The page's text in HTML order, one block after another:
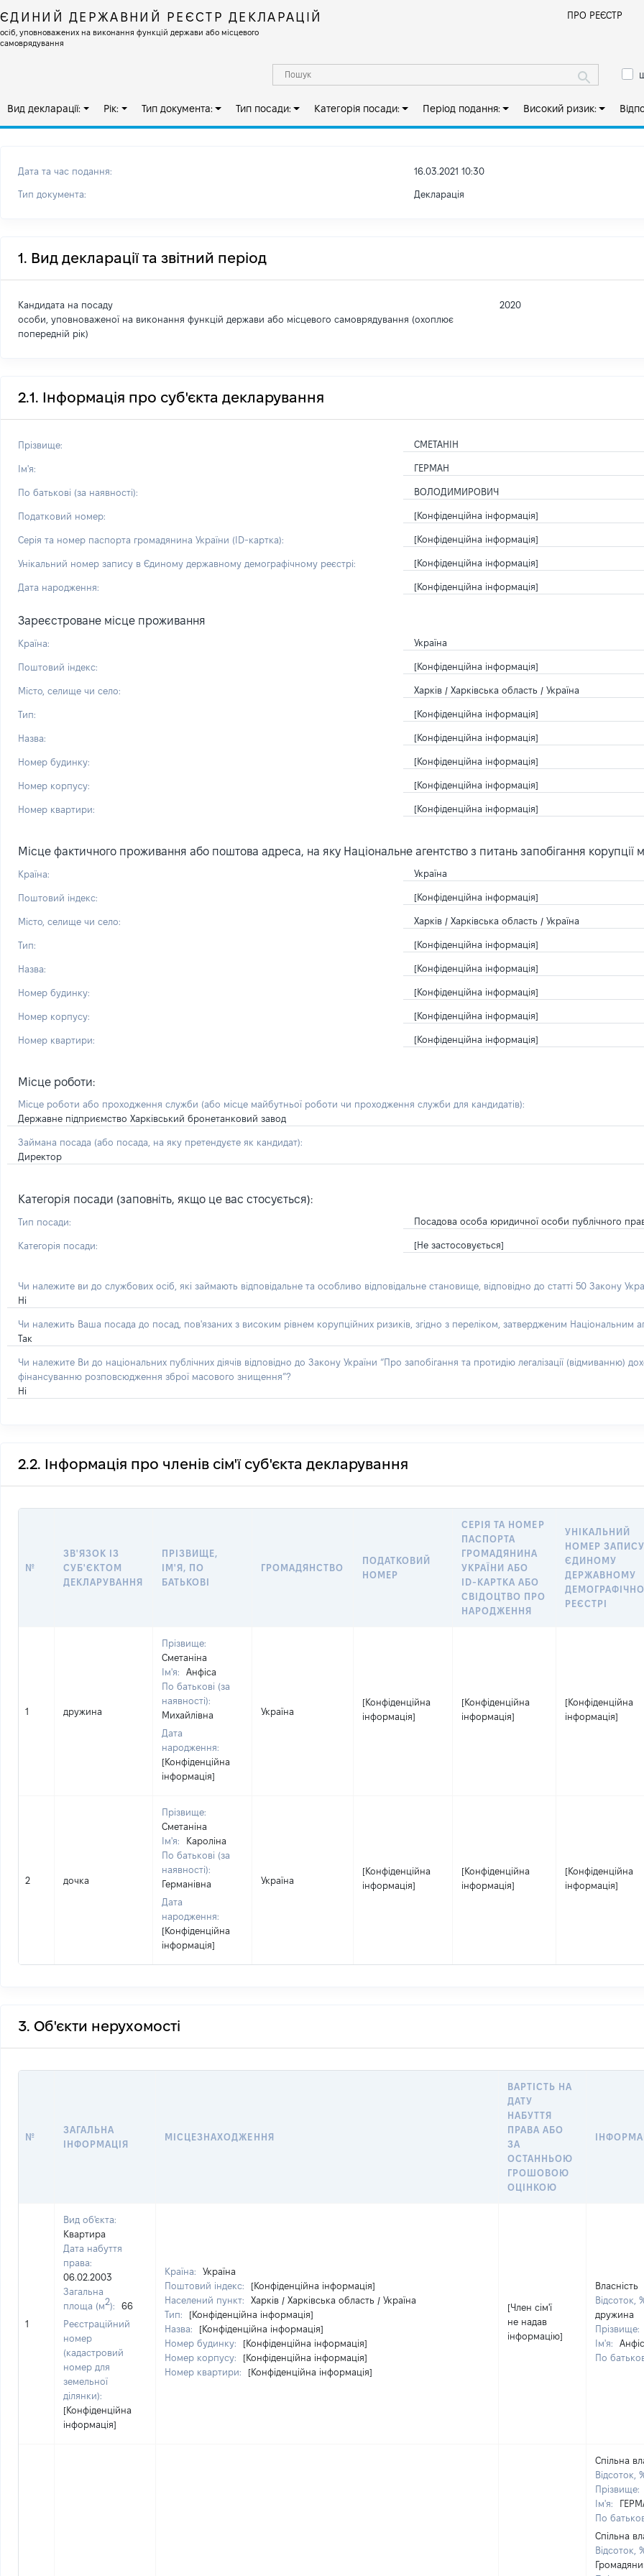
ЄДИНИЙ ДЕРЖАВНИЙ РЕЄСТР ДЕКЛАРАЦІЙ
осіб, уповноважених на виконання функцій держави або місцевого
самоврядування
ПРО РЕЄСТР
Вид декларації: Рік: Тип документа: Тип посади: Категорія посади: Період подання: Високий ризик:
Дата та час подання: 16.03.2021 10:30
Тип документа: Декларація
1. Вид декларації та звітний період
Кандидата на посаду
особи, уповноваженої на виконання функцій держави або місцевого самоврядування (охоплює
попередній рік)
2020
2.1. Інформація про суб'єкта декларування
Прізвище: СМЕТАНІН
Ім'я: ГЕРМАН
По батькові (за наявності): ВОЛОДИМИРОВИЧ
Податковий номер: [Конфіденційна інформація]
Серія та номер паспорта громадянина України (ID-картка): [Конфіденційна інформація]
Унікальний номер запису в Єдиному державному демографічному реєстрі: [Конфіденційна інформація]
Дата народження: [Конфіденційна інформація]
Зареєстроване місце проживання
Країна: Україна
Поштовий індекс: [Конфіденційна інформація]
Місто, селище чи село: Харків / Харківська область / Україна
Тип: [Конфіденційна інформація]
Назва: [Конфіденційна інформація]
Номер будинку: [Конфіденційна інформація]
Номер корпусу: [Конфіденційна інформація]
Номер квартири: [Конфіденційна інформація]
Місце фактичного проживання або поштова адреса, на яку Національне агентство з питань запобігання
Країна: Україна
Поштовий індекс: [Конфіденційна інформація]
Місто, селище чи село: Харків / Харківська область / Україна
Тип: [Конфіденційна інформація]
Назва: [Конфіденційна інформація]
Номер будинку: [Конфіденційна інформація]
Номер корпусу: [Конфіденційна інформація]
Номер квартири: [Конфіденційна інформація]
Місце роботи:
Місце роботи або проходження служби (або місце майбутньої роботи чи проходження служби для кандидатів):
Державне підприємство Харківський бронетанковий завод
Займана посада (або посада, на яку претендуєте як кандидат):
Директор
Категорія посади (заповніть, якщо це вас стосується):
Тип посади: Посадова особа юридичної особи публічного
Категорія посади: [Не застосовується]
Чи належите ви до службових осіб, які займають відповідальне та особливо відповідальне становище, відповідно до статті 50 Закону
Ні
Чи належить Ваша посада до посад, пов'язаних з високим рівнем корупційних ризиків, згідно з переліком, затвердженим Національним
Так
Чи належите Ви до національних публічних діячів відповідно до Закону України “Про запобігання та протидію легалізації
фінансуванню розповсюдження зброї масового знищення”?
Ні
2.2. Інформація про членів сім'ї суб'єкта декларування
№
ЗВ'ЯЗОК ІЗ
СУБ'ЄКТОМ
ДЕКЛАРУВАННЯ
ПРІЗВИЩЕ,
ІМ'Я, ПО
БАТЬКОВІ
ГРОМАДЯНСТВО
ПОДАТКОВИЙ
НОМЕР
СЕРІЯ ТА НОМЕР
ПАСПОРТА
ГРОМАДЯНИНА
УКРАЇНИ АБО
ID-КАРТКА АБО
СВІДОЦТВО ПРО
НАРОДЖЕННЯ
УНІКАЛЬНИЙ
НОМЕР
ЄДИНОМУ
ДЕРЖАВНОМУ
РЕЄСТРІ
1 дружина
Прізвище:
Сметаніна
Ім'я:
Анфіса
По батькові (за
наявності):
Михайлівна
Дата
народження:
[Конфіденційна
інформація]
Україна
[Конфіденційна
інформація]
[Конфіденційна
інформація]
[Конфіденційна
інформація]
2 дочка
Прізвище:
Сметаніна
Ім'я:
Кароліна
По батькові (за
наявності):
Германівна
Дата
народження:
[Конфіденційна
інформація]
Україна
[Конфіденційна
інформація]
[Конфіденційна
інформація]
[Конфіденційна
інформація]
3. Об'єкти нерухомості
№
ЗАГАЛЬНА
ІНФОРМАЦІЯ
МІСЦЕЗНАХОДЖЕННЯ
ВАРТІСТЬ НА
ДАТУ
НАБУТТЯ
ПРАВА АБО
ЗА
ОСТАННЬОЮ
ГРОШОВОЮ
ОЦІНКОЮ
1
Вид об'єкта:
Квартира
Дата набуття
права:
06.02.2003
Загальна
площа (м2):
66
Реєстраційний
номер
(кадастровий
номер для
земельної
ділянки):
[Конфіденційна
інформація]
Країна:
Україна
Поштовий індекс:
[Конфіденційна інформація]
Населений пункт:
Харків / Харківська область / Україна
Тип:
[Конфіденційна інформація]
Назва:
[Конфіденційна інформація]
Номер будинку:
[Конфіденційна інформація]
Номер корпусу:
[Конфіденційна інформація]
Номер квартири:
[Конфіденційна інформація]
[Член сім'ї
не надав
інформацію]
Власність
Відсоток,
дружина
Прізвище:
Ім'я:
По
Спільна
Відсоток,
Прізвище:
Ім'я:
По
Спільна
Відсоток,